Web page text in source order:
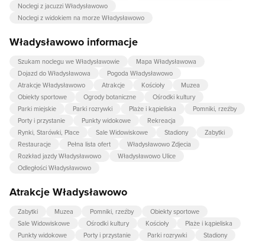
Noclegi z jacuzzi Władysławowo
Noclegi z widokiem na morze Władysławowo
Władysławowo informacje
Szukam noclegu we Władysławowie
Mapa Władysławowa
Dojazd do Władysławowa
Pogoda Władysławowo
Atrakcje Władysławowo
Atrakcje Kościoły
Muzea
Obiekty sportowe
Ogrody botaniczne
Ośrodki kultury
Parki miejskie
Parki rozrywki Plaże i kąpieliska
Pomniki, rzeźby
Porty i przystanie
Punkty widokowe
Rekreacja
Rynki, Starówki, Place
Sale Widowiskowe Stadiony
Zabytki
Restauracje
Pełna lista ofert
Władysławowo Zdjecia
Rozkład jazdy Władysławowo
Władysławowo Ulice
Odległości Władysławowo
Atrakcje Władysławowo
Zabytki Muzea Pomniki, rzeźby
Obiekty sportowe
Sale Widowiskowe
Ośrodki kultury Kościoły
Plaże i kąpieliska
Punkty widokowe
Porty i przystanie Parki rozrywki
Stadiony